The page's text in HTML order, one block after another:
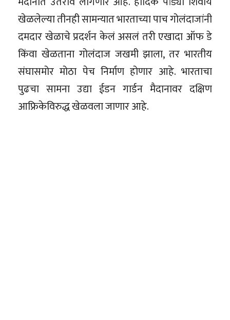
खेळलेल्या तीनही सामन्यात भारताच्या पाच गोलंदाजांनी
दमदार खेळाचे प्रदर्शन केलं असलं तरी एखादा ऑफ डे
किंवा खेळताना गोलंदाज जखमी झाला, तर भारतीय
संघासमोर मोठा पेच निर्माण होणार आहे. भारताचा
पुढचा सामना उद्या ईडन गार्डन मैदानावर दक्षिण
आफ्रिकेविरुद्ध खेळवला जाणार आहे.